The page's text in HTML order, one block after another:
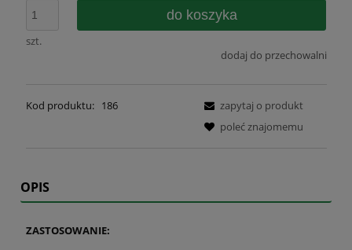
szt.
do koszyka
dodaj do przechowalni
Kod produktu: 186
zapytaj o produkt
poleć znajomemu
OPIS
ZASTOSOWANIE: